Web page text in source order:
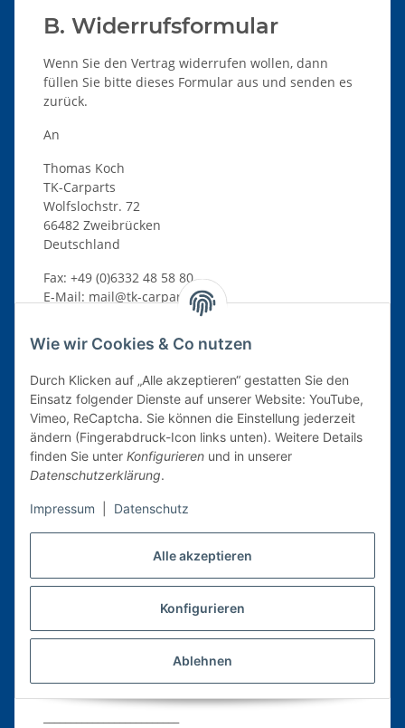
Alle akzeptieren
Konfigurieren
Ablehnen
Wie wir Cookies & Co nutzen
Durch Klicken auf „Alle akzeptieren“ gestatten Sie den
Einsatz folgender Dienste auf unserer Website: YouTube,
Vimeo, ReCaptcha. Sie können die Einstellung jederzeit
ändern (Fingerabdruck-Icon links unten). Weitere Details
finden Sie unter Konfigurieren und in unserer
Datenschutzerklärung.
Impressum Datenschutz
B. Widerrufsformular
Wenn Sie den Vertrag widerrufen wollen, dann
füllen Sie bitte dieses Formular aus und senden es
zurück.
An
Thomas Koch
TK-Carparts
Wolfslochstr. 72
66482 Zweibrücken
Deutschland
Fax: +49 (0)6332 48 58 80
E-Mail: mail@tk-carparts.de
abgeschlossenen Vertrag über den Kauf der
Dienstleistung (*)
_______________________________________________________
_______________________________________________________
Bestellt am (*) ____________ / erhalten am (*)
__________________
Name des/der Verbraucher(s)
Anschrift des/der Verbraucher(s)
Unterschrift des/der Verbraucher(s) (nur bei
Mitteilung auf Papier)